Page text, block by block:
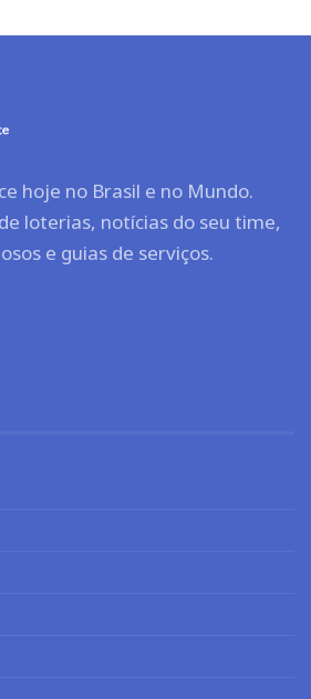
hoje no Brasil e no Mundo.
loterias, notícias do seu time,
e guias de serviços.